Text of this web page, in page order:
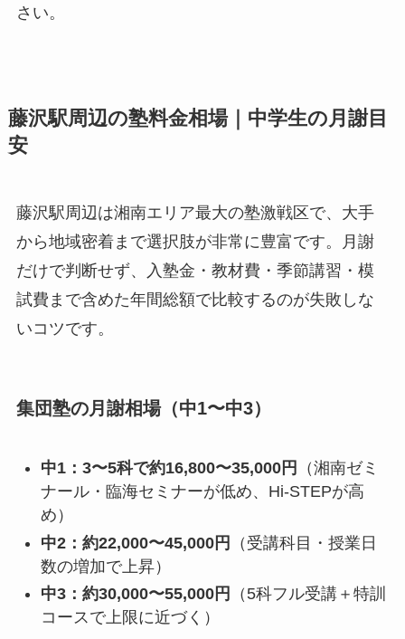
さい。
藤沢駅周辺の塾料金相場｜中学生の月謝目
安
藤沢駅周辺は湘南エリア最大の塾激戦区で、大手
から地域密着まで選択肢が非常に豊富です。月謝
だけで判断せず、入塾金・教材費・季節講習・模
試費まで含めた年間総額で比較するのが失敗しな
いコツです。
集団塾の月謝相場（中1〜中3）
中1：3〜5科で約16,800〜35,000円
（湘南ゼミ
ナール・臨海セミナーが低め、Hi-STEPが高
め）
中2：約22,000〜45,000円
（受講科目・授業日
数の増加で上昇）
中3：約30,000〜55,000円
（5科フル受講＋特訓
コースで上限に近づく）